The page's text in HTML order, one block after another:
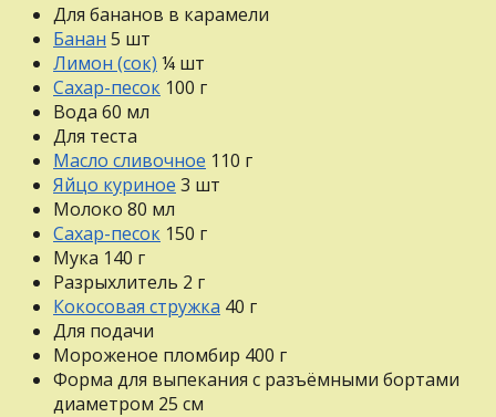
Для бананов в карамели
Банан 5 шт
Лимон (сок) ¼ шт
Сахар-песок 100 г
Вода 60 мл
Для теста
Масло сливочное 110 г
Яйцо куриное 3 шт
Молоко 80 мл
Сахар-песок 150 г
Мука 140 г
Разрыхлитель 2 г
Кокосовая стружка 40 г
Для подачи
Мороженое пломбир 400 г
Форма для выпекания с разъёмными бортами
диаметром 25 см